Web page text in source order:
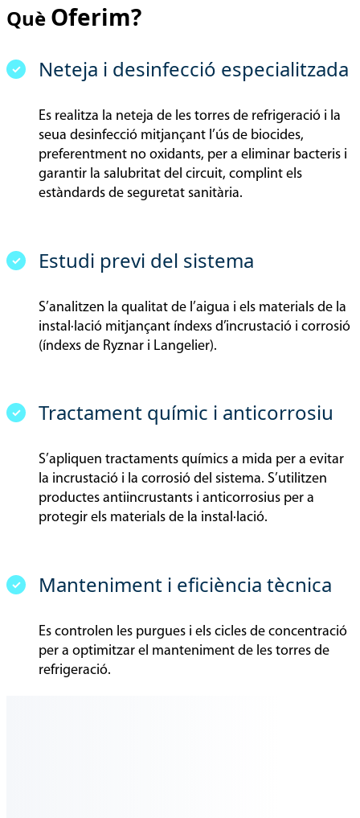
Què Oferim?
Neteja i desinfecció especialitzada
Es realitza la neteja de les torres de refrigeració i la
seua desinfecció mitjançant l’ús de biocides,
preferentment no oxidants, per a eliminar bacteris i
garantir la salubritat del circuit, complint els
estàndards de seguretat sanitària.
Estudi previ del sistema
S’analitzen la qualitat de l’aigua i els materials de la
instal·lació mitjançant índexs d’incrustació i corrosió
(índexs de Ryznar i Langelier).
Tractament químic i anticorrosiu
S’apliquen tractaments químics a mida per a evitar
la incrustació i la corrosió del sistema. S’utilitzen
productes antiincrustants i anticorrosius per a
protegir els materials de la instal·lació.
Manteniment i eficiència tècnica
Es controlen les purgues i els cicles de concentració
per a optimitzar el manteniment de les torres de
refrigeració.